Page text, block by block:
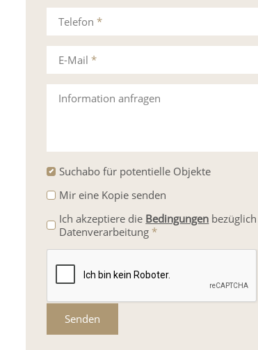
Telefon*
Information anfragen
E-Mail*
Suchabo für potentielle Objekte
Mir eine Kopie senden
Ich akzeptiere die Bedingungen
Datenverarbeitung *
Senden